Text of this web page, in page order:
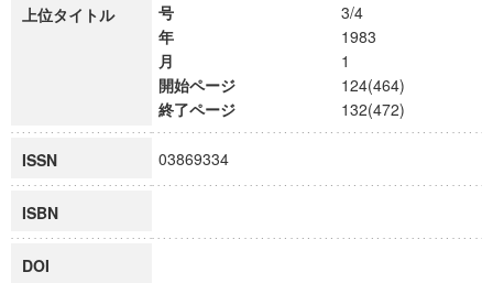
上位タイトル
号
3/4
年
1983
月
1
開始ページ
124(464)
終了ページ
132(472)
ISSN 03869334
ISBN
DOI